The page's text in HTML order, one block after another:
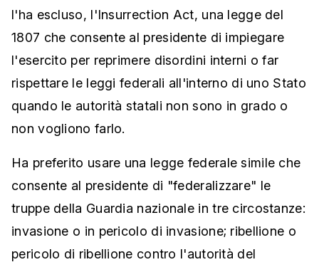
l'ha escluso, l'Insurrection Act, una legge del
1807 che consente al presidente di impiegare
l'esercito per reprimere disordini interni o far
rispettare le leggi federali all'interno di uno Stato
quando le autorità statali non sono in grado o
non vogliono farlo.
Ha preferito usare una legge federale simile che
consente al presidente di "federalizzare" le
truppe della Guardia nazionale in tre circostanze:
invasione o in pericolo di invasione; ribellione o
pericolo di ribellione contro l'autorità del